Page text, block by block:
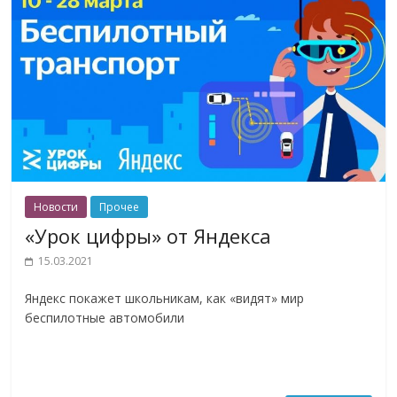
Новости Прочее
«Урок цифры» от Яндекса
15.03.2021
Яндекс покажет школьникам, как «видят» мир
беспилотные автомобили